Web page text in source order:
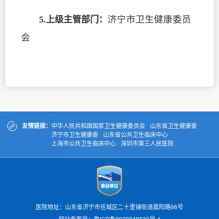
5.上级主管部门： 济宁市卫生健康委员
会
友情链接： 中华人民共和国国家卫生健康委员会
山东省卫生健康委
济宁市卫生健康委
山东省公共卫生临床中心
上海市公共卫生临床中心 深圳市第三人民医院
医院地址：山东省济宁市任城区二十里铺街道晨阳路66号